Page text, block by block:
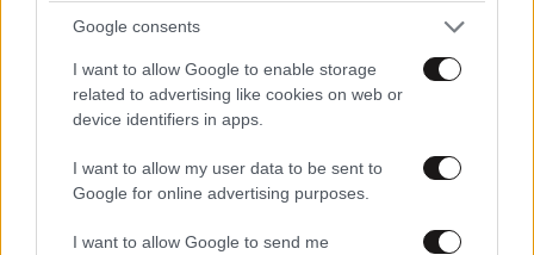
Google consents
I want to allow Google to enable storage
related to advertising like cookies on web or
device identifiers in apps.
I want to allow my user data to be sent to
Google for online advertising purposes.
I want to allow Google to send me